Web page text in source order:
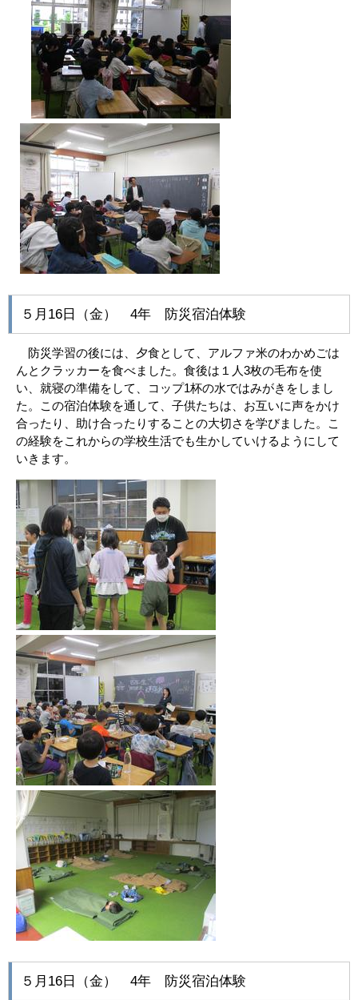
５月16日（金） 4年 防災宿泊体験
防災学習の後には、夕食として、アルファ米のわかめごは
んとクラッカーを食べました。食後は１人3枚の毛布を使
い、就寝の準備をして、コップ1杯の水ではみがきをしまし
た。この宿泊体験を通して、子供たちは、お互いに声をかけ
合ったり、助け合ったりすることの大切さを学びました。こ
の経験をこれからの学校生活でも生かしていけるようにして
いきます。
５月16日（金） 4年 防災宿泊体験